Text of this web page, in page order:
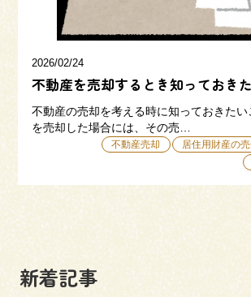
採用情報
054-365-
2026/02/24
不動産を売却するとき知っておき
不動産の売却を考える時に知っておきた
を売却した場合には、その売…
不動産売却 居住用財産の
新着記事